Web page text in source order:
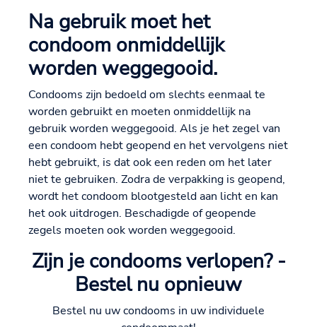
Na gebruik moet het
condoom onmiddellijk
worden weggegooid.
Condooms zijn bedoeld om slechts eenmaal te
worden gebruikt en moeten onmiddellijk na
gebruik worden weggegooid. Als je het zegel van
een condoom hebt geopend en het vervolgens niet
hebt gebruikt, is dat ook een reden om het later
niet te gebruiken. Zodra de verpakking is geopend,
wordt het condoom blootgesteld aan licht en kan
het ook uitdrogen. Beschadigde of geopende
zegels moeten ook worden weggegooid.
Zijn je condooms verlopen? -
Bestel nu opnieuw
Bestel nu uw condooms in uw individuele